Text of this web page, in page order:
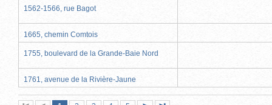
1562-1566, rue Bagot
1665, chemin Comtois
1755, boulevard de la Grande-Baie Nord
1761, avenue de la Rivière-Jaune